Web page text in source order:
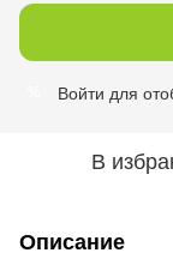
Войти для
В
Описание